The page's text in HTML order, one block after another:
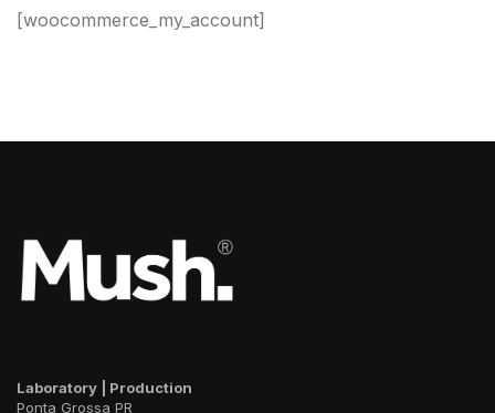
[woocommerce_my_account]
Laboratory | Production
Ponta Grossa PR